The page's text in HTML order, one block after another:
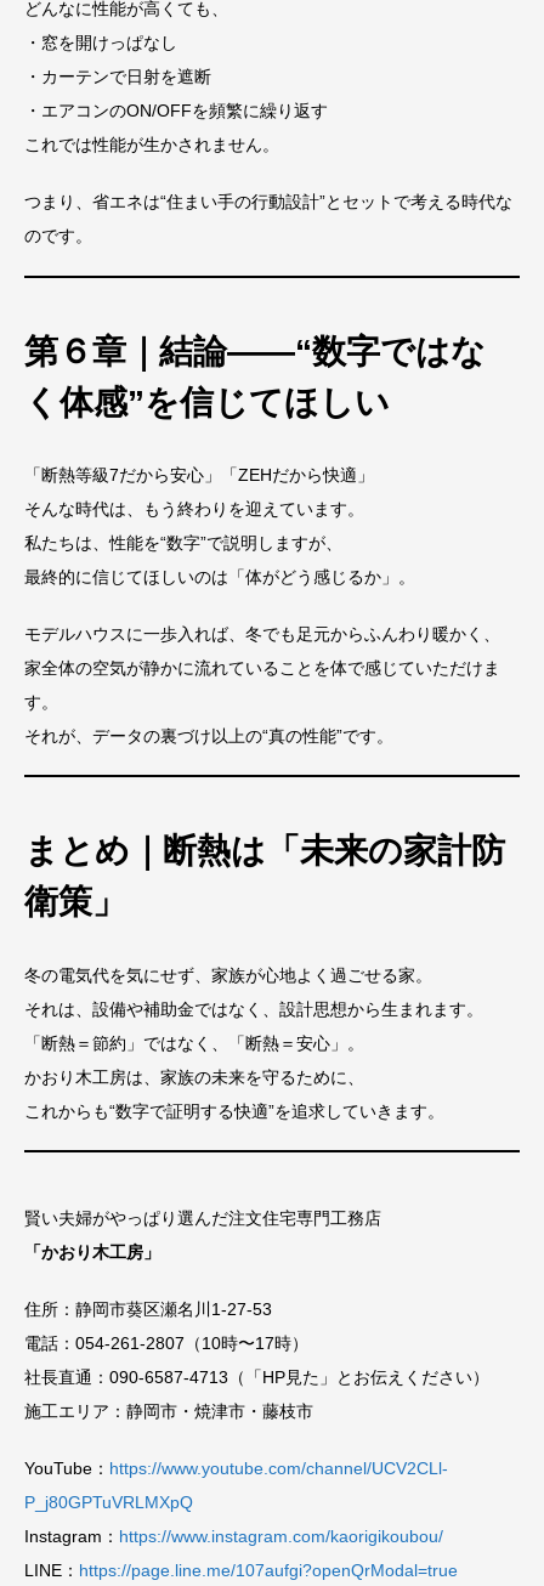
どんなに性能が高くても、
・窓を開けっぱなし
・カーテンで日射を遮断
・エアコンのON/OFFを頻繁に繰り返す
これでは性能が生かされません。
つまり、省エネは“住まい手の行動設計”とセットで考える時代な
のです。
第６章｜結論——“数字ではな
く体感”を信じてほしい
「断熱等級7だから安心」「ZEHだから快適」
そんな時代は、もう終わりを迎えています。
私たちは、性能を“数字”で説明しますが、
最終的に信じてほしいのは「体がどう感じるか」。
モデルハウスに一歩入れば、冬でも足元からふんわり暖かく、
家全体の空気が静かに流れていることを体で感じていただけま
す。
それが、データの裏づけ以上の“真の性能”です。
まとめ｜断熱は「未来の家計防
衛策」
冬の電気代を気にせず、家族が心地よく過ごせる家。
それは、設備や補助金ではなく、設計思想から生まれます。
「断熱＝節約」ではなく、「断熱＝安心」。
かおり木工房は、家族の未来を守るために、
これからも“数字で証明する快適”を追求していきます。
賢い夫婦がやっぱり選んだ注文住宅専門工務店
「かおり木工房」
住所：静岡市葵区瀬名川1-27-53
電話：054-261-2807（10時〜17時）
社長直通：090-6587-4713（「HP見た」とお伝えください）
施工エリア：静岡市・焼津市・藤枝市
YouTube： https://www.youtube.com/channel/UCV2CLl-
P_j80GPTuVRLMXpQ
Instagram： https://www.instagram.com/kaorigikoubou/
LINE： https://page.line.me/107aufgi?openQrModal=true